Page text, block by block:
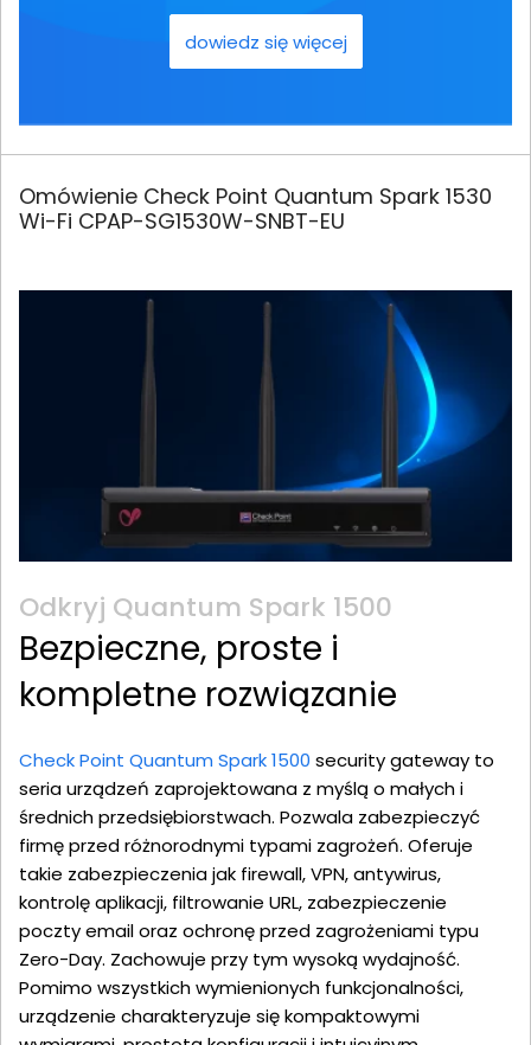
dowiedz się więcej
Omówienie Check Point Quantum Spark 1530
Wi-Fi CPAP-SG1530W-SNBT-EU
Odkryj Quantum Spark 1500
Bezpieczne, proste i
kompletne rozwiązanie
Check Point Quantum Spark 1500 security gateway to
seria urządzeń zaprojektowana z myślą o małych i
średnich przedsiębiorstwach. Pozwala zabezpieczyć
firmę przed różnorodnymi typami zagrożeń. Oferuje
takie zabezpieczenia jak firewall, VPN, antywirus,
kontrolę aplikacji, filtrowanie URL, zabezpieczenie
poczty email oraz ochronę przed zagrożeniami typu
Zero-Day. Zachowuje przy tym wysoką wydajność.
Pomimo wszystkich wymienionych funkcjonalności,
urządzenie charakteryzuje się kompaktowymi